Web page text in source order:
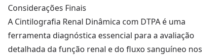
Considerações Finais
A Cintilografia Renal Dinâmica com DTPA é uma
ferramenta diagnóstica essencial para a avaliação
detalhada da função renal e do fluxo sanguíneo nos